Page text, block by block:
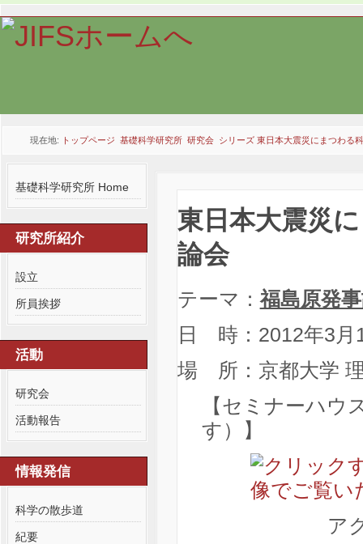
現在地: トップページ 基礎科学研究所 研究会 シリーズ 東日本大震災にまつわる
基礎科学研究所 Home
研究所紹介
設立
所員挨拶
活動
研究会
活動報告
情報発信
科学の散歩道
紀要
東日本大震災
論会
テーマ：福島原発
日 時：2012年3月
場 所：京都大学
【セミナーハウ
す）】
アクセ